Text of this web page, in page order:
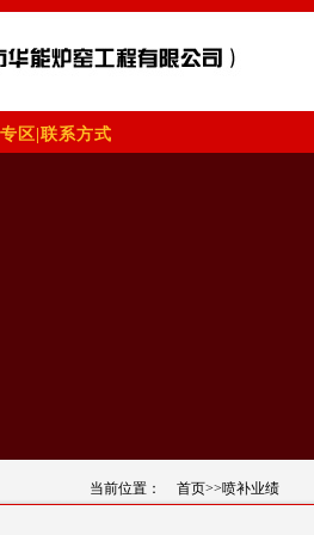
区 联系方式
当前位置： 首页>>喷补业绩